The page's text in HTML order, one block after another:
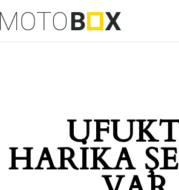
HARIKA